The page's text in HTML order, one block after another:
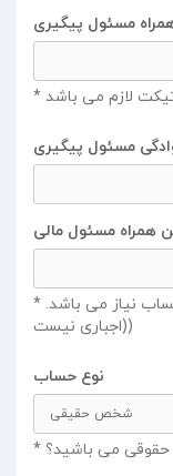
مسئول پیگیری
مسئول پیگیری
همراه مسئول مالی
* جهت ارسال پیامک خدماتی و صورتحساب نیاز می باشد.
(اجباری نیست)
نوع حساب
می باشید؟